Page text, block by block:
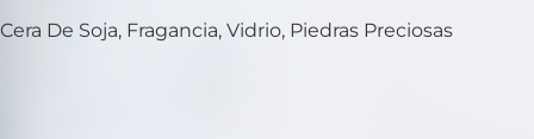
Cera De Soja, Fragancia, Vidrio, Piedras Preciosas